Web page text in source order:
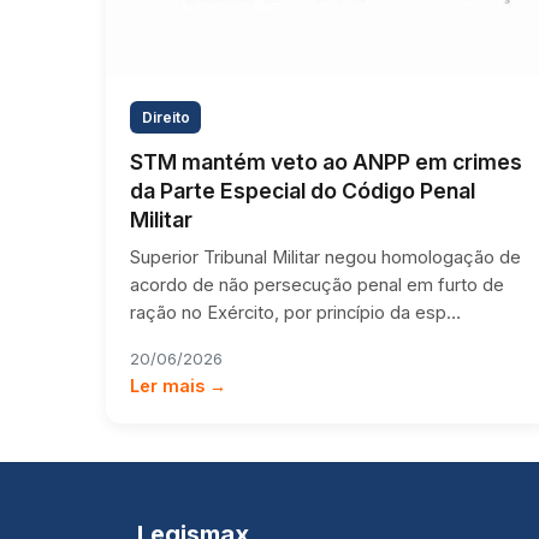
Direito
STM mantém veto ao ANPP em crimes
da Parte Especial do Código Penal
Militar
Superior Tribunal Militar negou homologação de
acordo de não persecução penal em furto de
ração no Exército, por princípio da esp…
20/06/2026
Ler mais →